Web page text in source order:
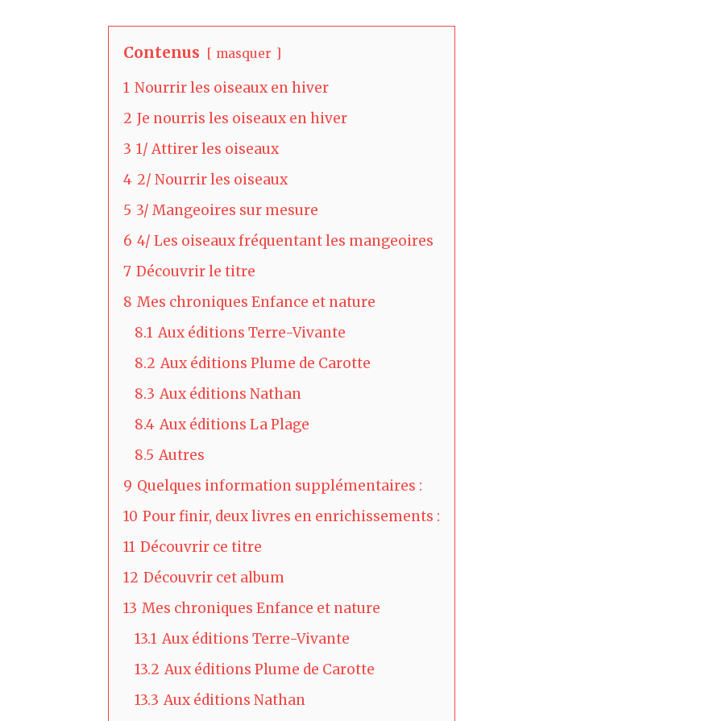
Contenus masquer
1 Nourrir les oiseaux en hiver
2 Je nourris les oiseaux en hiver
3 1/ Attirer les oiseaux
4 2/ Nourrir les oiseaux
5 3/ Mangeoires sur mesure
6 4/ Les oiseaux fréquentant les mangeoires
7 Découvrir le titre
8 Mes chroniques Enfance et nature
8.1 Aux éditions Terre-Vivante
8.2 Aux éditions Plume de Carotte
8.3 Aux éditions Nathan
8.4 Aux éditions La Plage
8.5 Autres
9 Quelques information supplémentaires :
10 Pour finir, deux livres en enrichissements :
11 Découvrir ce titre
12 Découvrir cet album
13 Mes chroniques Enfance et nature
13.1 Aux éditions Terre-Vivante
13.2 Aux éditions Plume de Carotte
13.3 Aux éditions Nathan